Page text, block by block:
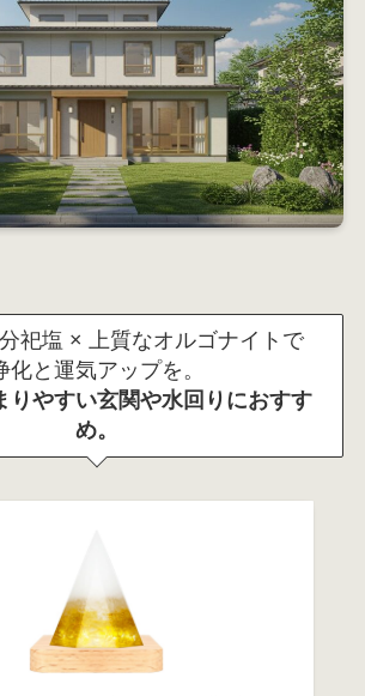
祀塩 × 上質なオルゴナイトで
化と運気アップを。
りやすい玄関や水回りにおすす
め。